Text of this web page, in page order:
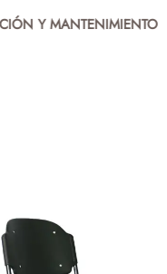
Y MANTENIMIENTO